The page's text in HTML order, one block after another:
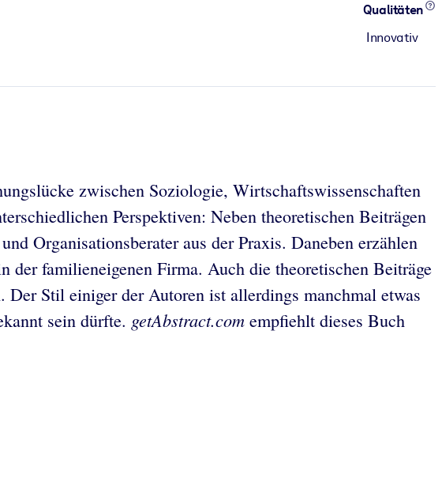
Qualitäten
Innovativ
zwischen Soziologie, Wirtschaftswissenschaften
Perspektiven: Neben theoretischen Beiträgen
Organisationsberater aus der Praxis. Daneben erzählen
familieneigenen Firma. Auch die theoretischen Beiträge
Stil einiger der Autoren ist allerdings manchmal etwas
sein dürfte. getAbstract.com empfiehlt dieses Buch